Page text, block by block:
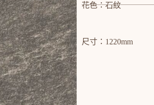
花色：石紋
尺寸：1220mm